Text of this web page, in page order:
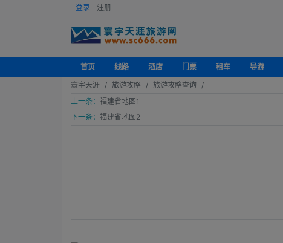
登录 注册
首页 线路 酒店 门票 租车 导游
寰宇天涯
旅游攻略
旅游攻略查询
上一条： 福建省地图1
下一条： 福建省地图2